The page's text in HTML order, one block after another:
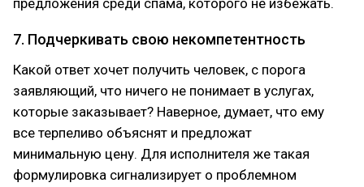
предложения среди спама, которого не избежать.
7. Подчеркивать свою некомпетентность
Какой ответ хочет получить человек, с порога
заявляющий, что ничего не понимает в услугах,
которые заказывает? Наверное, думает, что ему
все терпеливо объяснят и предложат
минимальную цену. Для исполнителя же такая
формулировка сигнализирует о проблемном